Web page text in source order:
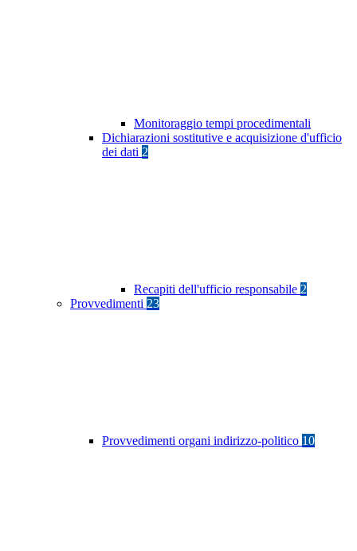
Monitoraggio tempi procedimentali
Dichiarazioni sostitutive e acquisizione d'ufficio
dei dati 2
Recapiti dell'ufficio responsabile 2
Provvedimenti 23
Provvedimenti organi indirizzo-politico 10